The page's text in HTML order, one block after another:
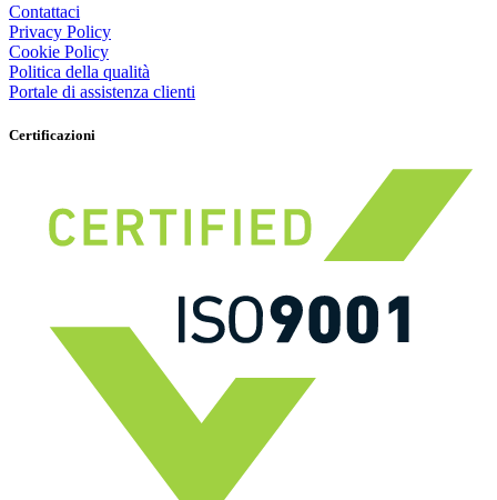
Contattaci
Privacy Policy
Cookie Policy
Politica della qualità
Portale di assistenza clienti
Certificazioni